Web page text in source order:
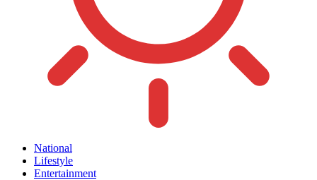
National
Lifestyle
Entertainment